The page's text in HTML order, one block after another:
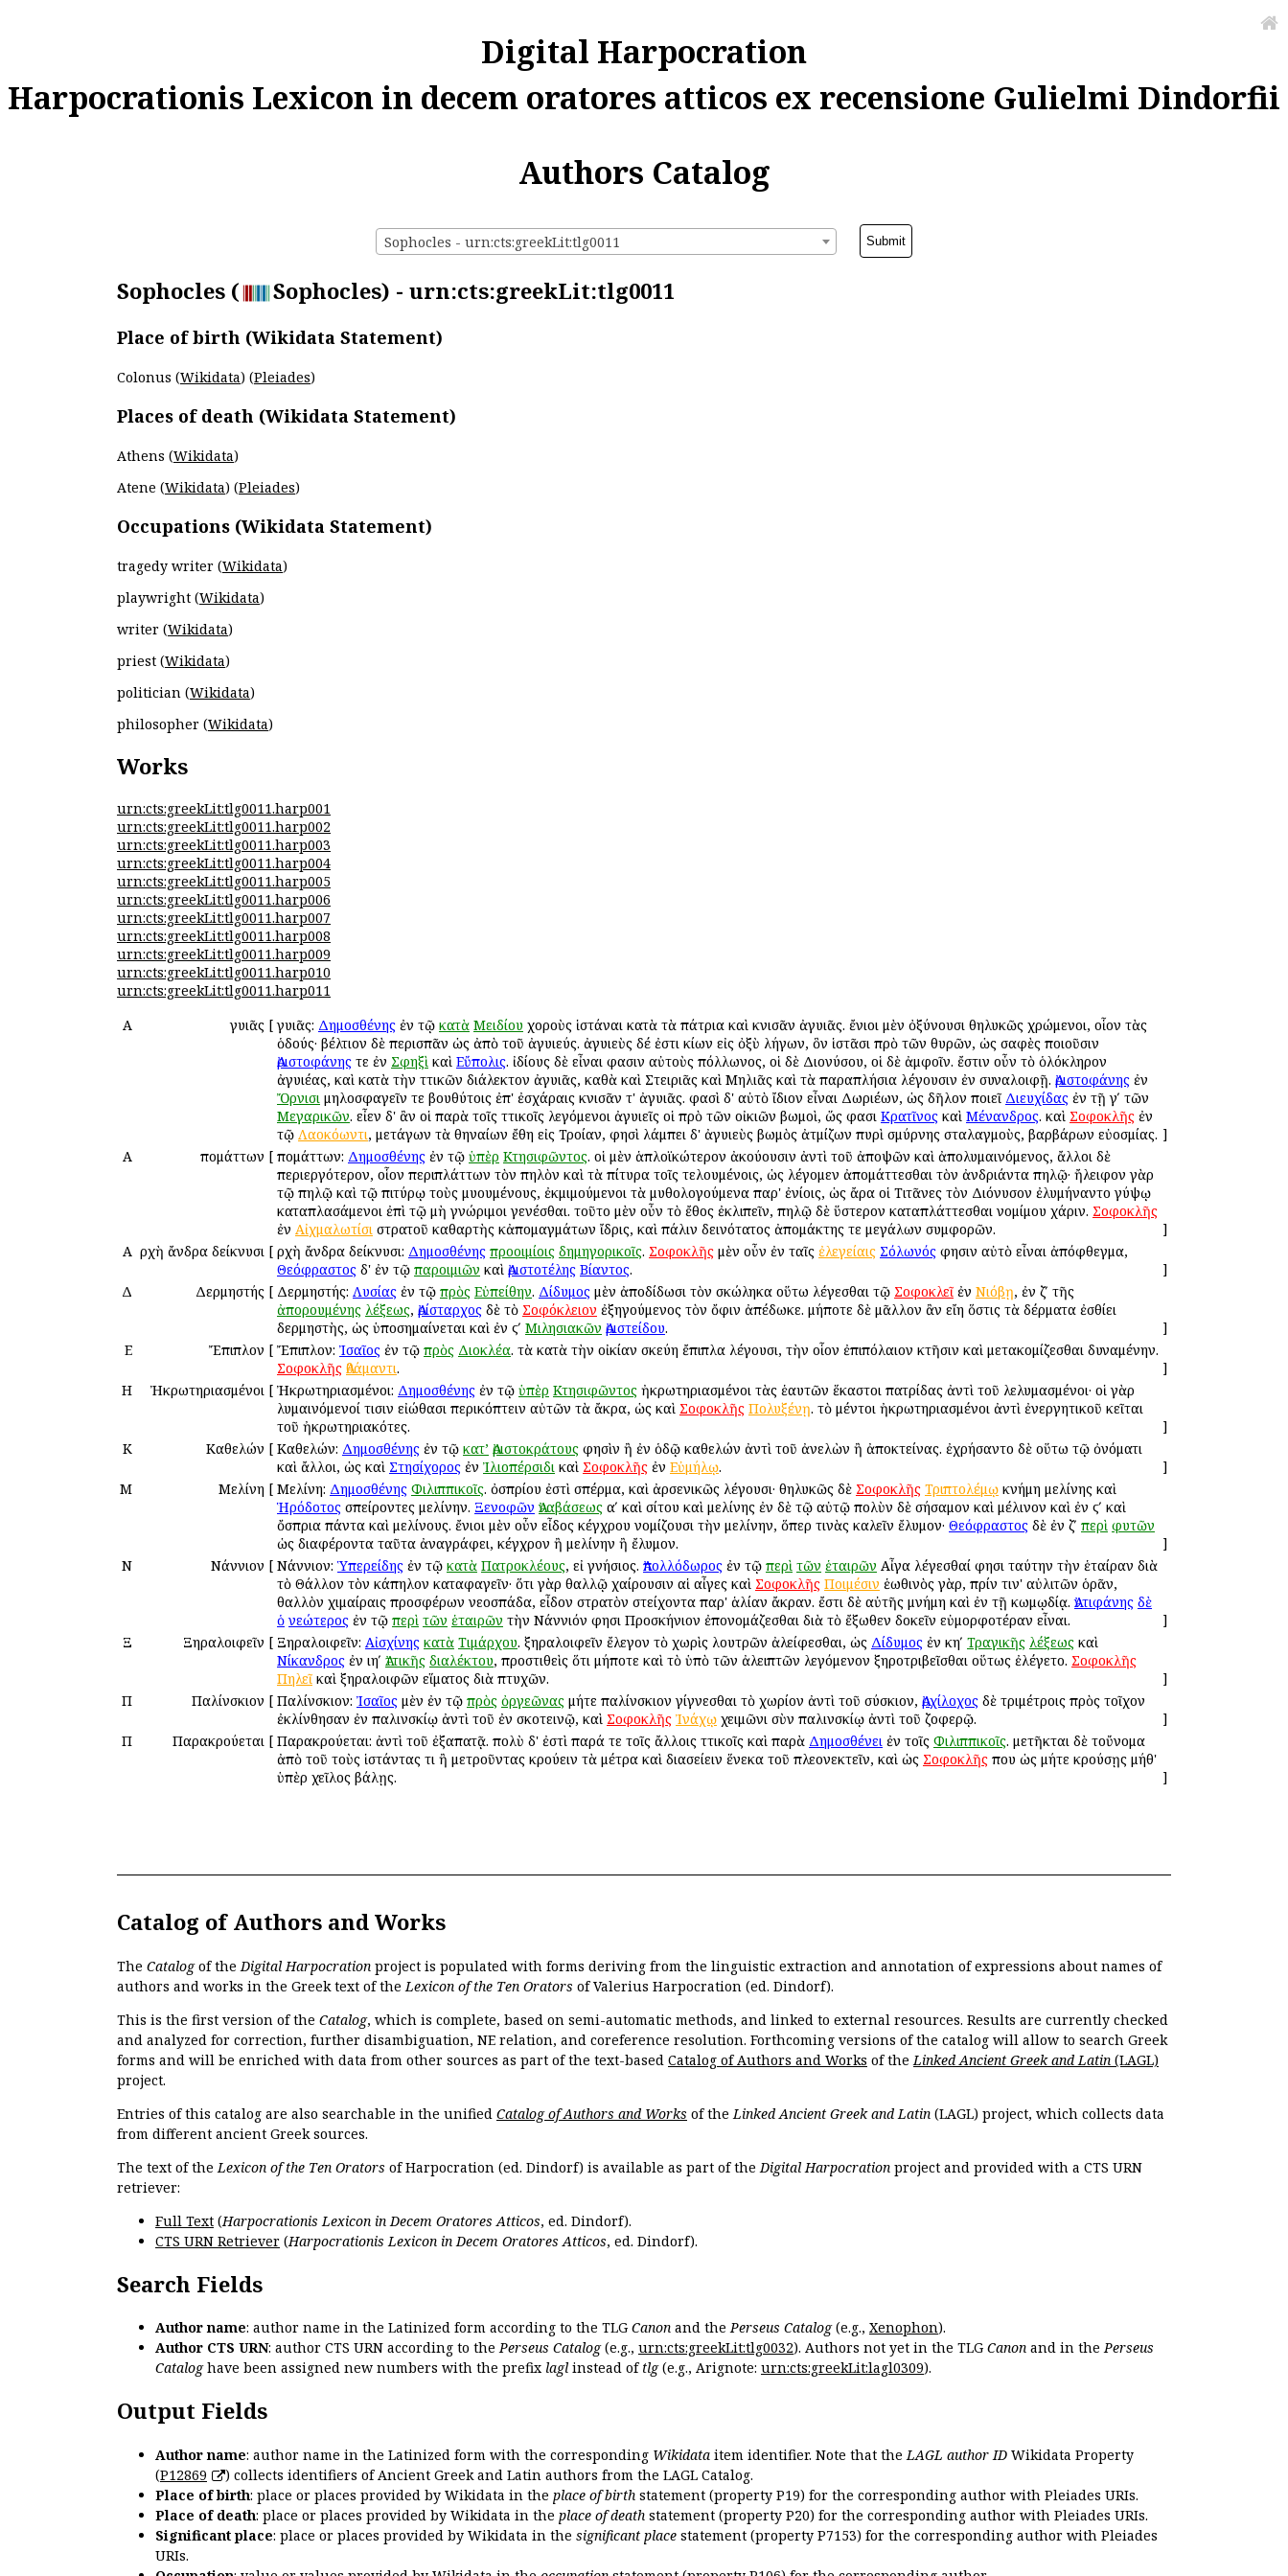
Digital Harpocration
Harpocrationis Lexicon in decem oratores atticos ex recensione Gulielmi Dindorfii
Authors Catalog
Sophocles - urn:cts:greekLit:tlg0011
Sophocles ( Sophocles) - urn:cts:greekLit:tlg0011
Place of birth (Wikidata Statement)
Colonus (Wikidata) (Pleiades)
Places of death (Wikidata Statement)
Athens (Wikidata)
Atene (Wikidata) (Pleiades)
Occupations (Wikidata Statement)
tragedy writer (Wikidata)
playwright (Wikidata)
writer (Wikidata)
priest (Wikidata)
politician (Wikidata)
philosopher (Wikidata)
Works
urn:cts:greekLit:tlg0011.harp001
urn:cts:greekLit:tlg0011.harp002
urn:cts:greekLit:tlg0011.harp003
urn:cts:greekLit:tlg0011.harp004
urn:cts:greekLit:tlg0011.harp005
urn:cts:greekLit:tlg0011.harp006
urn:cts:greekLit:tlg0011.harp007
urn:cts:greekLit:tlg0011.harp008
urn:cts:greekLit:tlg0011.harp009
urn:cts:greekLit:tlg0011.harp010
urn:cts:greekLit:tlg0011.harp011
Α
Ἀγυιᾶς [ Ἀγυιᾶς: Δημοσθένης ἐν τῷ κατὰ Μειδίου χοροὺς ἱστάναι κατὰ τὰ πάτρια καὶ κνισᾶν ἀγυιᾶς. ἔνιοι μὲν ὀξύνουσι θηλυκῶς χρώμενοι, οἷον τὰς
ὁδούς· βέλτιον δὲ περισπᾶν ὡς ἀπὸ τοῦ ἀγυιεύς. ἀγυιεὺς δέ ἐστι κίων εἰς ὀξὺ λήγων, ὃν ἱστᾶσι πρὸ τῶν θυρῶν, ὡς σαφὲς ποιοῦσιν
Ἀριστοφάνης τε ἐν Σφηξὶ καὶ Εὔπολις. ἰδίους δὲ εἶναι φασιν αὐτοὺς Ἀπόλλωνος, οἱ δὲ Διονύσου, οἱ δὲ ἀμφοῖν. ἔστιν οὖν τὸ ὁλόκληρον
ἀγυιέας, καὶ κατὰ τὴν Ἀττικῶν διάλεκτον ἀγυιᾶς, καθὰ καὶ Στειριᾶς καὶ Μηλιᾶς καὶ τὰ παραπλήσια λέγουσιν ἐν συναλοιφῇ. Ἀριστοφάνης ἐν
Ὄρνισι μηλοσφαγεῖν τε βουθύτοις ἐπ' ἐσχάραις κνισᾶν τ' ἀγυιᾶς. φασὶ δ' αὐτὸ ἴδιον εἶναι Δωριέων, ὡς δῆλον ποιεῖ Διευχίδας ἐν τῇ γʹ τῶν
Μεγαρικῶν. εἶεν δ' ἂν οἱ παρὰ τοῖς Ἀττικοῖς λεγόμενοι ἀγυιεῖς οἱ πρὸ τῶν οἰκιῶν βωμοὶ, ὥς φασι Κρατῖνος καὶ Μένανδρος. καὶ Σοφοκλῆς ἐν
τῷ Λαοκόωντι, μετάγων τὰ Ἀθηναίων ἔθη εἰς Τροίαν, φησὶ λάμπει δ' ἀγυιεὺς βωμὸς ἀτμίζων πυρὶ σμύρνης σταλαγμοὺς, βαρβάρων εὐοσμίας. ]
Α
Ἀπομάττων [ Ἀπομάττων: Δημοσθένης ἐν τῷ ὑπὲρ Κτησιφῶντος. οἱ μὲν ἁπλοϊκώτερον ἀκούουσιν ἀντὶ τοῦ ἀποψῶν καὶ ἀπολυμαινόμενος, ἄλλοι δὲ
περιεργότερον, οἷον περιπλάττων τὸν πηλὸν καὶ τὰ πίτυρα τοῖς τελουμένοις, ὡς λέγομεν ἀπομάττεσθαι τὸν ἀνδριάντα πηλῷ· ἤλειφον γὰρ
τῷ πηλῷ καὶ τῷ πιτύρῳ τοὺς μυουμένους, ἐκμιμούμενοι τὰ μυθολογούμενα παρ' ἐνίοις, ὡς ἄρα οἱ Τιτᾶνες τὸν Διόνυσον ἐλυμήναντο γύψῳ
καταπλασάμενοι ἐπὶ τῷ μὴ γνώριμοι γενέσθαι. τοῦτο μὲν οὖν τὸ ἔθος ἐκλιπεῖν, πηλῷ δὲ ὕστερον καταπλάττεσθαι νομίμου χάριν. Σοφοκλῆς
ἐν Αἰχμαλωτίσι στρατοῦ καθαρτὴς κἀπομαγμάτων ἴδρις, καὶ πάλιν δεινότατος ἀπομάκτης τε μεγάλων συμφορῶν.
]
Α Ἀρχὴ ἄνδρα δείκνυσι [ Ἀρχὴ ἄνδρα δείκνυσι: Δημοσθένης προοιμίοις δημηγορικοῖς. Σοφοκλῆς μὲν οὖν ἐν ταῖς ἐλεγείαις Σόλωνός φησιν αὐτὸ εἶναι ἀπόφθεγμα,
Θεόφραστος δ' ἐν τῷ παροιμιῶν καὶ Ἀριστοτέλης Βίαντος.
]
Δ
Δερμηστής [ Δερμηστής: Λυσίας ἐν τῷ πρὸς Εὐπείθην. Δίδυμος μὲν ἀποδίδωσι τὸν σκώληκα οὕτω λέγεσθαι τῷ Σοφοκλεῖ ἐν Νιόβῃ, ἐν ζʹ τῆς
ἀπορουμένης λέξεως, Ἀρίσταρχος δὲ τὸ Σοφόκλειον ἐξηγούμενος τὸν ὄφιν ἀπέδωκε. μήποτε δὲ μᾶλλον ἂν εἴη ὅστις τὰ δέρματα ἐσθίει
δερμηστὴς, ὡς ὑποσημαίνεται καὶ ἐν ϛʹ Μιλησιακῶν Ἀριστείδου.
]
Ε
Ἔπιπλον [ Ἔπιπλον: Ἰσαῖος ἐν τῷ πρὸς Διοκλέα. τὰ κατὰ τὴν οἰκίαν σκεύη ἔπιπλα λέγουσι, τὴν οἷον ἐπιπόλαιον κτῆσιν καὶ μετακομίζεσθαι δυναμένην.
Σοφοκλῆς Ἀθάμαντι.
]
Η
Ἠκρωτηριασμένοι [ Ἠκρωτηριασμένοι: Δημοσθένης ἐν τῷ ὑπὲρ Κτησιφῶντος ἠκρωτηριασμένοι τὰς ἑαυτῶν ἕκαστοι πατρίδας ἀντὶ τοῦ λελυμασμένοι· οἱ γὰρ
λυμαινόμενοί τισιν εἰώθασι περικόπτειν αὐτῶν τὰ ἄκρα, ὡς καὶ Σοφοκλῆς Πολυξένῃ. τὸ μέντοι ἠκρωτηριασμένοι ἀντὶ ἐνεργητικοῦ κεῖται
τοῦ ἠκρωτηριακότες.
]
Κ
Καθελών [ Καθελών: Δημοσθένης ἐν τῷ κατ’ Ἀριστοκράτους φησὶν ἢ ἐν ὁδῷ καθελών ἀντὶ τοῦ ἀνελὼν ἢ ἀποκτείνας. ἐχρήσαντο δὲ οὕτω τῷ ὀνόματι
καὶ ἄλλοι, ὡς καὶ Στησίχορος ἐν Ἰλιοπέρσιδι καὶ Σοφοκλῆς ἐν Εὐμήλῳ.
]
Μ
Μελίνη [ Μελίνη: Δημοσθένης Φιλιππικοῖς. ὀσπρίου ἐστὶ σπέρμα, καὶ ἀρσενικῶς λέγουσι· θηλυκῶς δὲ Σοφοκλῆς Τριπτολέμῳ κνήμη μελίνης καὶ
Ἡρόδοτος σπείροντες μελίνην. Ξενοφῶν Ἀναβάσεως αʹ καὶ σίτου καὶ μελίνης ἐν δὲ τῷ αὐτῷ πολὺν δὲ σήσαμον καὶ μέλινον καὶ ἐν ϛʹ καὶ
ὄσπρια πάντα καὶ μελίνους. ἔνιοι μὲν οὖν εἶδος κέγχρου νομίζουσι τὴν μελίνην, ὅπερ τινὰς καλεῖν ἔλυμον· Θεόφραστος δὲ ἐν ζʹ περὶ φυτῶν
ὡς διαφέροντα ταῦτα ἀναγράφει, κέγχρον ἢ μελίνην ἢ ἔλυμον.
]
Ν
Νάννιον [ Νάννιον: Ὑπερείδης ἐν τῷ κατὰ Πατροκλέους, εἰ γνήσιος. Ἀπολλόδωρος ἐν τῷ περὶ τῶν ἑταιρῶν Αἶγα λέγεσθαί φησι ταύτην τὴν ἑταίραν διὰ
τὸ Θάλλον τὸν κάπηλον καταφαγεῖν· ὅτι γὰρ θαλλῷ χαίρουσιν αἱ αἶγες καὶ Σοφοκλῆς Ποιμέσιν ἑωθινὸς γὰρ, πρίν τιν' αὐλιτῶν ὁρᾶν,
θαλλὸν χιμαίραις προσφέρων νεοσπάδα, εἶδον στρατὸν στείχοντα παρ' ἁλίαν ἄκραν. ἔστι δὲ αὐτῆς μνήμη καὶ ἐν τῇ κωμῳδίᾳ.Ἀντιφάνης δὲ
ὁ νεώτερος ἐν τῷ περὶ τῶν ἑταιρῶν τὴν Νάννιόν φησι Προσκήνιον ἐπονομάζεσθαι διὰ τὸ ἔξωθεν δοκεῖν εὐμορφοτέραν εἶναι.
]
Ξ
Ξηραλοιφεῖν [ Ξηραλοιφεῖν: Αἰσχίνης κατὰ Τιμάρχου. ξηραλοιφεῖν ἔλεγον τὸ χωρὶς λουτρῶν ἀλείφεσθαι, ὡς Δίδυμος ἐν κηʹ Τραγικῆς λέξεως καὶ
Νίκανδρος ἐν ιηʹ Ἀττικῆς διαλέκτου, προστιθεὶς ὅτι μήποτε καὶ τὸ ὑπὸ τῶν ἀλειπτῶν λεγόμενον ξηροτριβεῖσθαι οὕτως ἐλέγετο. Σοφοκλῆς
Πηλεῖ καὶ ξηραλοιφῶν εἵματος διὰ πτυχῶν.
]
Π
Παλίνσκιον [ Παλίνσκιον: Ἰσαῖος μὲν ἐν τῷ πρὸς ὀργεῶνας μήτε παλίνσκιον γίγνεσθαι τὸ χωρίον ἀντὶ τοῦ σύσκιον, Ἀρχίλοχος δὲ τριμέτροις πρὸς τοῖχον
ἐκλίνθησαν ἐν παλινσκίῳ ἀντὶ τοῦ ἐν σκοτεινῷ, καὶ Σοφοκλῆς Ἰνάχῳ χειμῶνι σὺν παλινσκίῳ ἀντὶ τοῦ ζοφερῷ.
]
Π
Παρακρούεται [ Παρακρούεται: ἀντὶ τοῦ ἐξαπατᾷ. πολὺ δ' ἐστὶ παρά τε τοῖς ἄλλοις Ἀττικοῖς καὶ παρὰ Δημοσθένει ἐν τοῖς Φιλιππικοῖς. μετῆκται δὲ τοὔνομα
ἀπὸ τοῦ τοὺς ἱστάντας τι ἢ μετροῦντας κρούειν τὰ μέτρα καὶ διασείειν ἕνεκα τοῦ πλεονεκτεῖν, καὶ ὡς Σοφοκλῆς που ὡς μήτε κρούσῃς μήθ'
ὑπὲρ χεῖλος βάλῃς.
]
Catalog of Authors and Works
The Catalogof the Digital Harpocration project is populated with forms deriving from the linguistic extraction and annotation of expressions about names of
authors and works in the Greek text of the Lexicon of the Ten Orators of Valerius Harpocration (ed. Dindorf).
This is the first version of the Catalog, which is complete, based on semi-automatic methods, and linked to external resources. Results are currently checked
and analyzed for correction, further disambiguation, NE relation, and coreference resolution. Forthcoming versions of the catalog will allow to search Greek
forms and will be enriched with data from other sources as part of the text-based Catalog of Authors and Works of the Linked Ancient Greek and Latin (LAGL)
project.
Entries of this catalog are also searchable in the unified Catalog of Authors and Works of the Linked Ancient Greek and Latin (LAGL) project, which collects data
from different ancient Greek sources.
The text of the Lexicon of the Ten Orators of Harpocration (ed. Dindorf) is available as part of the Digital Harpocration project and provided with a CTS URN
retriever:
Full Text (Harpocrationis Lexicon in Decem Oratores Atticos, ed. Dindorf).
CTS URN Retriever (Harpocrationis Lexicon in Decem Oratores Atticos, ed. Dindorf).
Search Fields
Author name: author name in the Latinized form according to the TLG Canon and thePerseus Catalog(e.g., Xenophon).
Author CTS URN: author CTS URN according to thePerseus Catalog(e.g., urn:cts:greekLit:tlg0032). Authors not yet in the TLG Canon and in thePerseus
Cataloghave been assigned new numbers with the prefix lagl instead of tlg(e.g., Arignote: urn:cts:greekLit:lagl0309).
Output Fields
Author name: author name in the Latinized form with the corresponding Wikidata item identifier. Note that the LAGL author ID Wikidata Property
(P12869
) collects identifiers of Ancient Greek and Latin authors from the LAGL Catalog.
Place of birth: place or places provided by Wikidata in the place of birth statement (property P19) for the corresponding author with Pleiades URIs.
Place of death: place or places provided by Wikidata in the place of death statement (property P20) for the corresponding author with Pleiades URIs.
Significant place: place or places provided by Wikidata in the significant place statement (property P7153) for the corresponding author with Pleiades
URIs.